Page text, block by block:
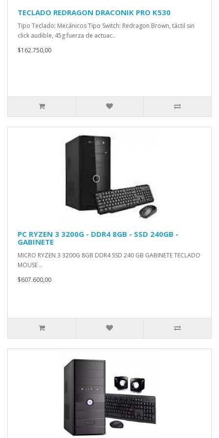
TECLADO REDRAGON DRACONIK PRO K530
Tipo Teclado: Mecánicos Tipo Switch: Redragon Brown, táctil sin
click audible, 45g fuerza de actuac..
$162.750,00
PC RYZEN 3 3200G - DDR4 8GB - SSD 240GB -
GABINETE
MICRO RYZEN 3 3200G 8GB DDR4 SSD 240 GB GABINETE TECLADO
MOUSE ..
$607.600,00